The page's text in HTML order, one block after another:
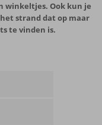
winkeltjes. Ook kun je
strand dat op maar
te vinden is.